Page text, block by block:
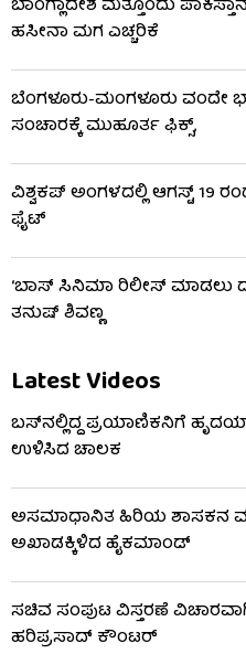
ಬಾಂಗ್ಲಾದೇಶ ಮತ್ತೊಂದು
ಹಸೀನಾ ಮಗ ಎಚ್ಚರಿಕೆ
ಬೆಂಗಳೂರು-ಮಂಗಳೂರು ವಂದೇ
ಸಂಚಾರಕ್ಕೆ ಮುಹೂರ್ತ ಫಿಕ್ಸ್,
ವಿಶ್ವಕಪ್ ಅಂಗಳದಲ್ಲಿ ಆಗಸ್ಟ್ 19
ಫೈಟ್
‘ಬಾಸ್ ಸಿನಿಮಾ ರಿಲೀಸ್ ಮಾಡಲು
ತನುಷ್ ಶಿವಣ್ಣ
Latest Videos
ಬಸ್‌ನಲ್ಲಿದ್ದ ಪ್ರಯಾಣಿಕನಿಗೆ
ಉಳಿಸಿದ ಚಾಲಕ
ಅಸಮಾಧಾನಿತ ಹಿರಿಯ ಶಾಸಕನ
ಅಖಾಡಕ್ಕಿಳಿದ ಹೈಕಮಾಂಡ್
ಸಚಿವ ಸಂಪುಟ ವಿಸ್ತರಣೆ
ಹರಿಪ್ರಸಾದ್ ಕೌಂಟರ್​​